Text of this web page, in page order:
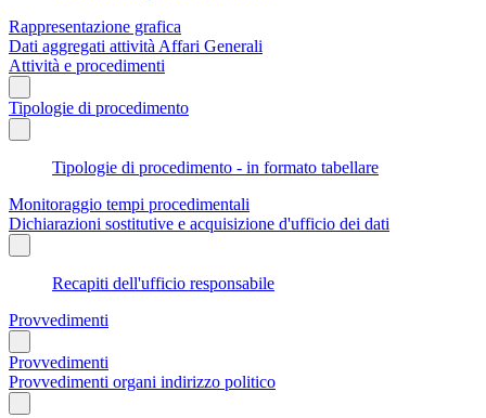
Rappresentazione grafica
Dati aggregati attività Affari Generali
Attività e procedimenti
Tipologie di procedimento
Tipologie di procedimento - in formato tabellare
Monitoraggio tempi procedimentali
Dichiarazioni sostitutive e acquisizione d'ufficio dei dati
Recapiti dell'ufficio responsabile
Provvedimenti
Provvedimenti
Provvedimenti organi indirizzo politico